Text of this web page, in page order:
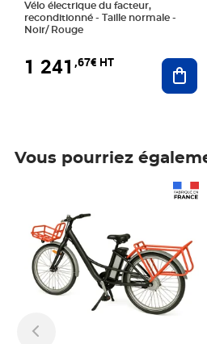
Vélo électrique du facteur,
reconditionné - Taille normale -
Noir/ Rouge
1 241 ,67€ HT
Vous pourriez